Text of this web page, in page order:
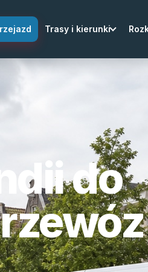
Trasy i kierunki
do